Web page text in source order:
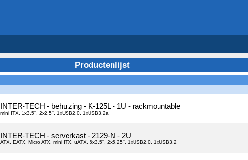
Productenlijst
INTER-TECH - behuizing - K-125L - 1U - rackmountable
mini ITX, 1x3.5'', 2x2.5'', 1xUSB2.0, 1xUSB3.2a
INTER-TECH - serverkast - 2129-N - 2U
ATX, EATX, Micro ATX, mini ITX, uATX, 6x3.5'', 2x5.25'', 1xUSB2.0, 1xUSB3.2